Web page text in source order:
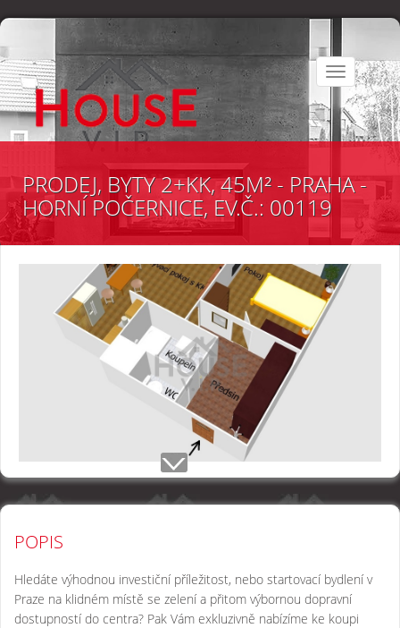
Toggle
navigation
PRODEJ, BYTY 2+KK, 45M² - PRAHA -
HORNÍ POČERNICE, EV.Č.: 00119
POPIS
Hledáte výhodnou investiční příležitost, nebo startovací bydlení v
Praze na klidném místě se zelení a přitom výbornou dopravní
dostupností do centra? Pak Vám exkluzivně nabízíme ke koupi